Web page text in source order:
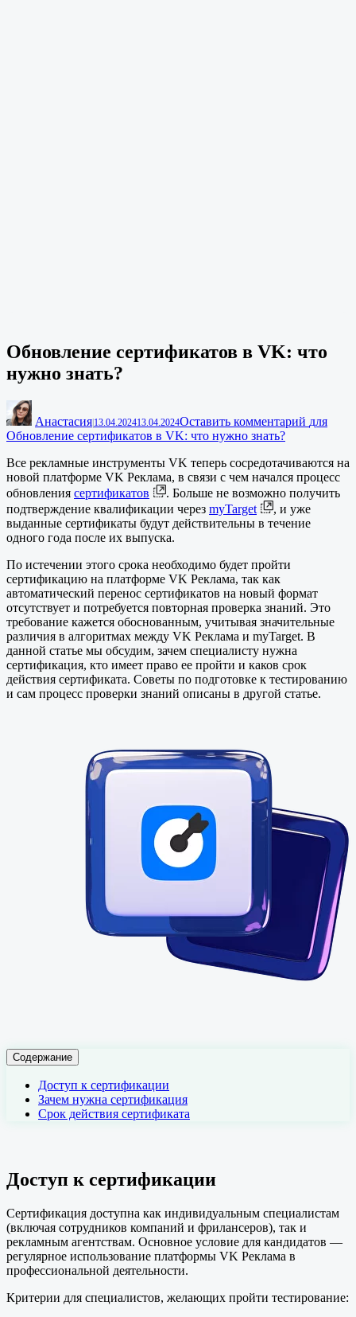
Обновление сертификатов в VK: что
нужно знать?
Анастасия 13.04.202413.04.2024Оставить комментарий для
Обновление сертификатов в VK: что нужно знать?
Все рекламные инструменты VK теперь сосредотачиваются на
новой платформе VK Реклама, в связи с чем начался процесс
обновления сертификатов
. Больше не возможно получить
подтверждение квалификации через myTarget
, и уже
выданные сертификаты будут действительны в течение
одного года после их выпуска.
По истечении этого срока необходимо будет пройти
сертификацию на платформе VK Реклама, так как
автоматический перенос сертификатов на новый формат
отсутствует и потребуется повторная проверка знаний. Это
требование кажется обоснованным, учитывая значительные
различия в алгоритмах между VK Реклама и myTarget. В
данной статье мы обсудим, зачем специалисту нужна
сертификация, кто имеет право ее пройти и каков срок
действия сертификата. Советы по подготовке к тестированию
и сам процесс проверки знаний описаны в другой статье.
Содержание
Доступ к сертификации
Зачем нужна сертификация
Срок действия сертификата
Доступ к сертификации
Сертификация доступна как индивидуальным специалистам
(включая сотрудников компаний и фрилансеров), так и
рекламным агентствам. Основное условие для кандидатов —
регулярное использование платформы VK Реклама в
профессиональной деятельности.
Критерии для специалистов, желающих пройти тестирование: